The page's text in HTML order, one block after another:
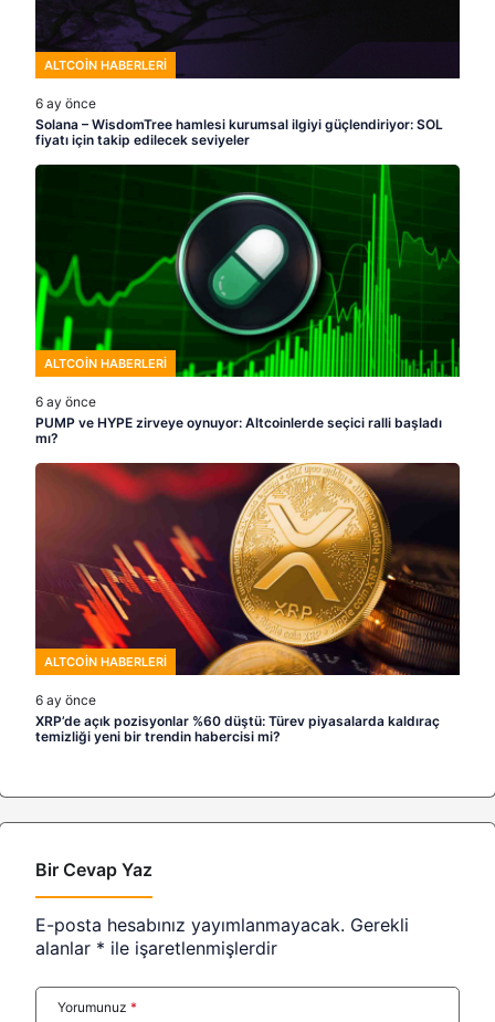
ALTCOIN HABERLERI
6 ay önce
Solana – WisdomTree hamlesi kurumsal ilgiyi güçlendiriyor: SOL
fiyatı için takip edilecek seviyeler
ALTCOIN HABERLERI
6 ay önce
PUMP ve HYPE zirveye oynuyor: Altcoinlerde seçici ralli başladı
mı?
ALTCOIN HABERLERI
6 ay önce
XRP’de açık pozisyonlar %60 düştü: Türev piyasalarda kaldıraç
temizliği yeni bir trendin habercisi mi?
Bir Cevap Yaz
E-posta hesabınız yayımlanmayacak. Gerekli
alanlar * ile işaretlenmişlerdir
Yorumunuz *